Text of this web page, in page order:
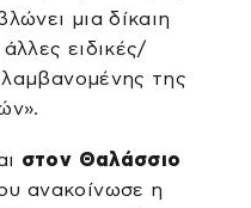
μια δίκαιη
ειδικές/
της
στον Θαλάσσιο
ανακοίνωσε η